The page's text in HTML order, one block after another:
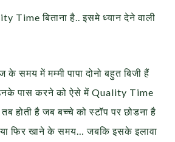
Time बिताना है.. इसमे ध्यान देने वाली
समय में मम्मी पापा दोनो बहुत बिजी हैं
पास करने को ऐसे में Quality Time
होती है जब बच्चे को स्टॉप पर छोडना है
फिर खाने के समय… जबकि इसके इलावा